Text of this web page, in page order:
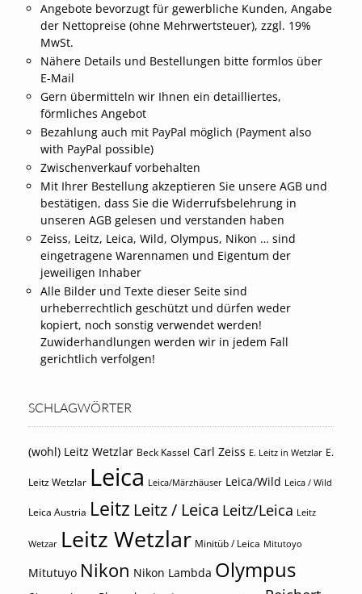
Angebote bevorzugt für gewerbliche Kunden, Angabe
der Nettopreise (ohne Mehrwertsteuer), zzgl. 19%
MwSt.
Nähere Details und Bestellungen bitte formlos über
E-Mail
Gern übermitteln wir Ihnen ein detailliertes,
förmliches Angebot
Bezahlung auch mit PayPal möglich (Payment also
with PayPal possible)
Zwischenverkauf vorbehalten
Mit Ihrer Bestellung akzeptieren Sie unsere AGB und
bestätigen, dass Sie die Widerrufsbelehrung in
unseren AGB gelesen und verstanden haben
Zeiss, Leitz, Leica, Wild, Olympus, Nikon … sind
eingetragene Warennamen und Eigentum der
jeweiligen Inhaber
Alle Bilder und Texte dieser Seite sind
urheberrechtlich geschützt und dürfen weder
kopiert, noch sonstig verwendet werden!
Zuwiderhandlungen werden wir in jedem Fall
gerichtlich verfolgen!
SCHLAGWÖRTER
(wohl) Leitz Wetzlar Beck Kassel Carl Zeiss E. Leitz in Wetzlar E.
Leitz Wetzlar Leica Leica/Märzhäuser Leica/Wild Leica / Wild
Leica Austria Leitz Leitz / Leica Leitz/Leica Leitz
Wetzar Leitz Wetzlar Minitüb / Leica Mitutoyo
Mitutuyo Nikon Nikon Lambda Olympus